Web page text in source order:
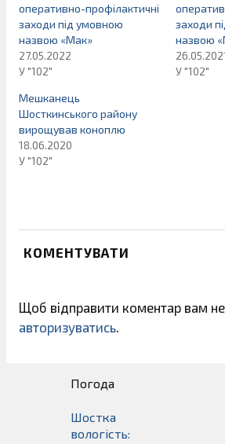
оперативно-профілактичні
заходи під умовною
назвою «Мак»
27.05.2022
У "102"
заходи
назвою
У "102"
Мешканець
Шосткинського району
вирощував коноплю
18.06.2020
У "102"
КОМЕНТУВАТИ
Щоб відправити коментар вам
авторизуватись
Погода
Шостка
вологість: